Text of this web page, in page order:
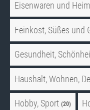
Eisenwaren und
Feinkost, Süßes und
Gesundheit,
Haushalt, Wohnen,
Hobby, Sport (20)